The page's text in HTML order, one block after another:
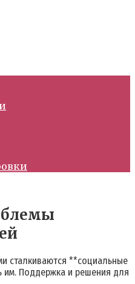
сталкиваются **социальные
им. Поддержка и решения для